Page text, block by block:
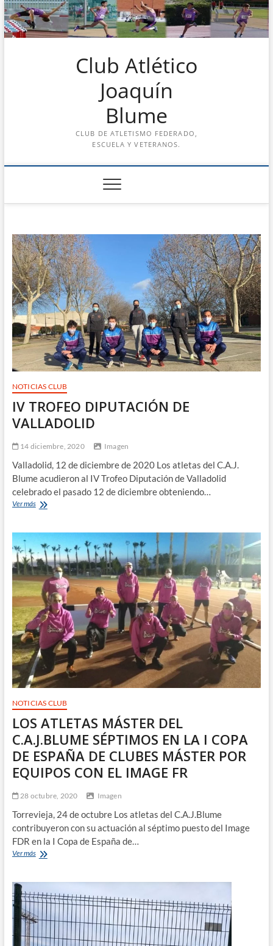
Saltar
al
contenido
Club Atlético
Joaquín
Blume
CLUB DE ATLETISMO FEDERADO,
ESCUELA Y VETERANOS.
NOTICIAS CLUB
IV TROFEO DIPUTACIÓN DE
VALLADOLID
14 diciembre, 2020 Imagen
Valladolid, 12 de diciembre de 2020 Los atletas del C.A.J.
Blume acudieron al IV Trofeo Diputación de Valladolid
celebrado el pasado 12 de diciembre obteniendo…
Ver másIV
VALLADOLID
NOTICIAS CLUB
LOS ATLETAS MÁSTER DEL
C.A.J.BLUME SÉPTIMOS EN LA I COPA
DE ESPAÑA DE CLUBES MÁSTER POR
EQUIPOS CON EL IMAGE FR
28 octubre, 2020 Imagen
Torrevieja, 24 de octubre Los atletas del C.A.J.Blume
contribuyeron con su actuación al séptimo puesto del Image
FDR en la I Copa de España de…
Ver másLOS
C.A.J.BLUME
SÉPTIMOS
EN
LA
I